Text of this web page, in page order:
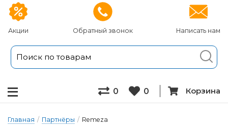
Акции Обратный звонок Написать нам
0 0 Корзина
Главная / Партнёры / Remeza